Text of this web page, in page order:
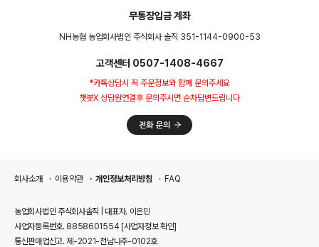
무통장입금 계좌
NH농협 농업회사법인 주식회사 솔직 351-1144-0900-53
고객센터 0507-1408-4667
*카톡상담시 꼭 주문정보와 함께 문의주세요
챗봇X 상담원연결후 문의주시면 순차답변드립니다
회사소개 이용약관 개인정보처리방침 FAQ
농업회사법인 주식회사솔직 | 대표자. 이은민
사업자등록번호. 8858601554 [사업자정보 확인]
통신판매업신고. 제-2021-전남나주-0102호